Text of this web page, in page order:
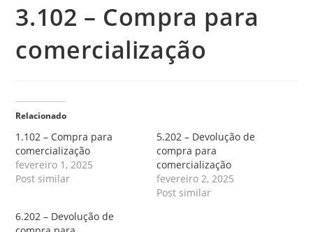
3.102 – Compra para
comercialização
Relacionado
1.102 – Compra para
comercialização
fevereiro 1, 2025
Post similar
5.202 – Devolução de
compra para
comercialização
fevereiro 2, 2025
Post similar
6.202 – Devolução de